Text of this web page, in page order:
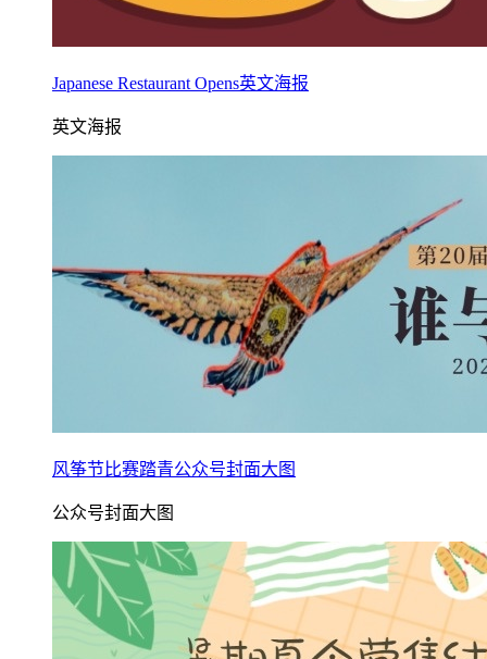
Japanese Restaurant Opens英文海报
英文海报
风筝节比赛踏青公众号封面大图
公众号封面大图